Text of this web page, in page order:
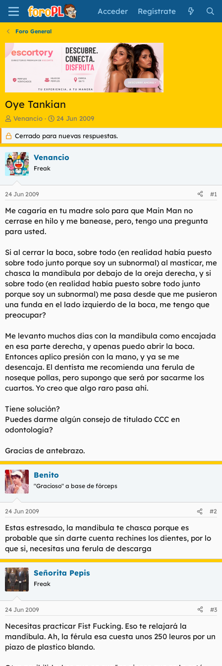
Acceder Regístrate
Foro General
Oye Tankian
I
n
c
i
a
d
o
d
l
t
e
a
Venancio
F
e
c
h
d
i
o
24 Jun 2009
Cerrado para nuevas respuestas.
Venancio
Freak
24 Jun 2009 #1
Me cagaría en tu madre solo para que Main Man no
cerrase en hilo y me banease, pero, tengo una pregunta
para usted.
Si al cerrar la boca, sobre todo (en realidad había puesto
sobre todo junto porque soy un subnormal) al masticar, me
chasca la mandibula por debajo de la oreja derecha, y si
sobre todo (en realidad había puesto sobre todo junto
porque soy un subnormal) me pasa desde que me pusieron
una funda en el lado izquierdo de la boca, me tengo que
preocupar?
Me levanto muchos dias con la mandibula como encajada
en esa parte derecha, y apenas puedo abrir la boca.
Entonces aplico presión con la mano, y ya se me
desencaja. El dentista me recomienda una ferula de
noseque pollas, pero supongo que será por sacarme los
cuartos. Yo creo que algo raro pasa ahí.
Tiene solución?
Puedes darme algún consejo de titulado CCC en
odontología?
Gracias de antebrazo.
Benito
"Gracioso" a base de fórceps
24 Jun 2009 #2
Estas estresado, la mandibula te chasca porque es
probable que sin darte cuenta rechines los dientes, por lo
que si, necesitas una ferula de descarga
Señorita Pepis
Freak
24 Jun 2009 #3
Necesitas practicar Fist Fucking. Eso te relajará la
mandíbula. Ah, la férula esa cuesta unos 250 leuros por un
piazo de plastico blando.